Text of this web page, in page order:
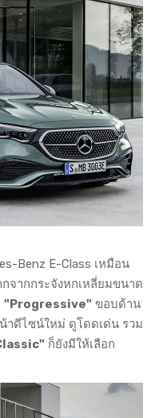
Benz E-Class เหมือน
จากกระจังหกเหลี่ยมขนาด
"Progressive" ขอบด้าน
าดีไซน์ใหม่ ดูโดดเด่น รวม
ก็ยังมีให้เลือก